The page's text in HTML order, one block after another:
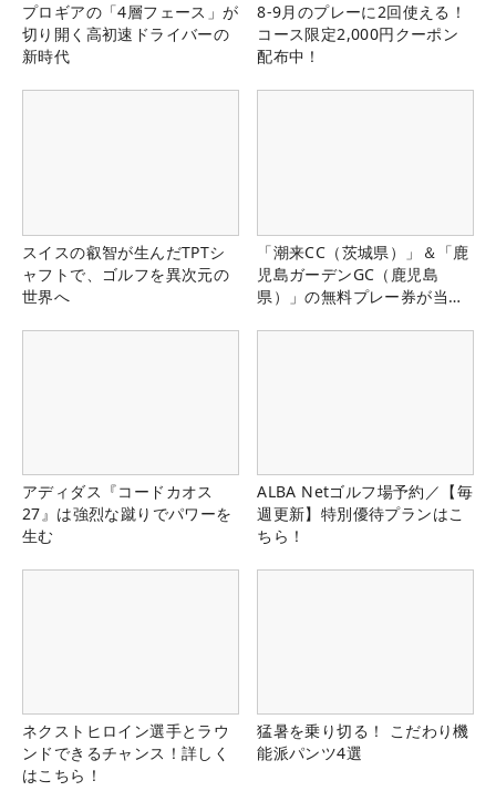
プロギアの「4層フェース」が
切り開く高初速ドライバーの
新時代
8-9月のプレーに2回使える！
コース限定2,000円クーポン
配布中！
スイスの叡智が生んだTPTシ
ャフトで、ゴルフを異次元の
世界へ
「潮来CC（茨城県）」＆「鹿
児島ガーデンGC（鹿児島
県）」の無料プレー券が当た
アディダス『コードカオス
27』は強烈な蹴りでパワーを
生む
ALBA Netゴルフ場予約／【毎
週更新】特別優待プランはこ
ちら！
ネクストヒロイン選手とラウ
ンドできるチャンス！詳しく
はこちら！
猛暑を乗り切る！ こだわり機
能派パンツ4選